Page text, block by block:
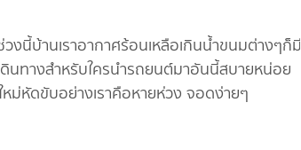
นี้บ้านเราอากาศร้อนเหลือเกินน้ำขนมต่างๆก็มี
ดินทางสำหรับใครนำรถยนต์มาอันนี้สบายหน่อย
หม่หัดขับอย่างเราคือหายห่วง จอดง่ายๆ